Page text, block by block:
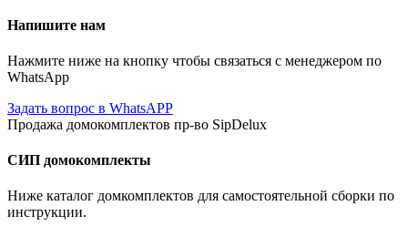
Напишите нам
Нажмите ниже на кнопку чтобы связаться с менеджером по
WhatsApp
Задать вопрос в WhatsAPP
Продажа домокомплектов пр-во SipDelux
СИП домокомплекты
Ниже каталог домкомплектов для самостоятельной сборки по
инструкции.